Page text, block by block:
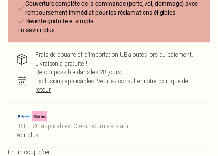
Couverture complète de la commande (perte, vol, dommage) avec
remboursement immédiat pour les réclamations éligibles
Revente gratuite et simple
En savoir plus
Frais de douane et d’importation UE ajoutés lors du paiement.
Livraison à gratuite !
Retour possible dans les 28 jours
Exclusions applicables. Veuillez consulter notre politique de
retour
18+, T&C applicables. Crédit soumis à statut
Voir plus
En un coup d’œil